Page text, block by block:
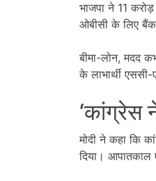
भाजपा ने 11
ओबीसी के लिए बैंक
बीमा-लोन, मदद
के लाभार्थी
‘कांग्रेस
मोदी ने कहा कि
दिया। आपातकाल